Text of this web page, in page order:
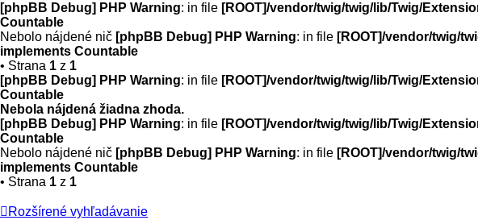
[phpBB Debug] PHP Warning: in file [ROOT]/vendor/twig/twig/lib/Twig/
Countable
Nebolo nájdené nič [phpBB Debug] PHP Warning: in file [ROOT]/vendor/twig/
implements Countable
• Strana 1 z 1
[phpBB Debug] PHP Warning: in file [ROOT]/vendor/twig/twig/lib/Twig/
Countable
Nebola nájdená žiadna zhoda.
[phpBB Debug] PHP Warning: in file [ROOT]/vendor/twig/twig/lib/Twig/
Countable
Nebolo nájdené nič [phpBB Debug] PHP Warning: in file [ROOT]/vendor/twig/
implements Countable
• Strana 1 z 1
Rozšírené vyhľadávanie